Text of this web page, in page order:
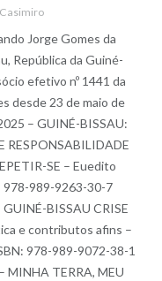
Jorge Gomes da
República da Guiné-
efetivo nº 1441 da
desde 23 de maio de
– GUINÉ-BISSAU:
RESPONSABILIDADE
SE – Euedito
978-989-9263-30-7
– GUINÉ-BISSAU CRISE
e contributos afins –
978-989-9072-38-1
– MINHA TERRA, MEU